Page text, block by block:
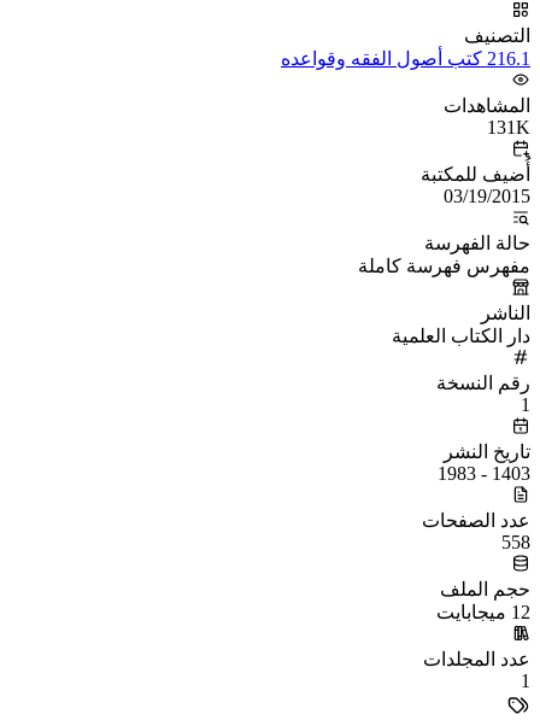
التصنيف
216.1 كتب أصول الفقه وقواعده
المشاهدات
131K
أُضيف للمكتبة
03/19/2015
حالة الفهرسة
مفهرس فهرسة كاملة
الناشر
دار الكتاب العلمية
رقم النسخة
1
تاريخ النشر
1403 - 1983
عدد الصفحات
558
حجم الملف
12 ميجابايت
عدد المجلدات
1